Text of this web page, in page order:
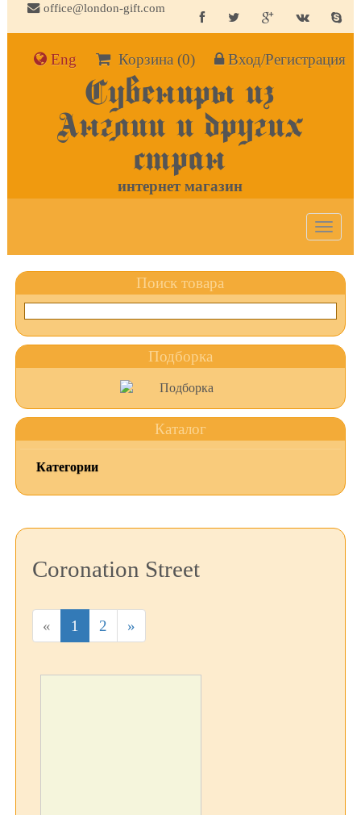
office@london-gift.com
Eng Корзина(0) Вход/Регистрация
Сувениры из
Англии и других
стран
интернет магазин
Toggle
Поиск товара
Подборка
Каталог
Категории
Coronation Street
« 1 2 »